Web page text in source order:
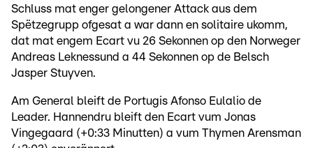
Schluss mat enger gelongener Attack aus dem
Spëtzegrupp ofgesat a war dann en solitaire ukomm,
dat mat engem Ecart vu 26 Sekonnen op den Norweger
Andreas Leknessund a 44 Sekonnen op de Belsch
Jasper Stuyven.
Am General bleift de Portugis Afonso Eulalio de
Leader. Hannendru bleift den Ecart vum Jonas
Vingegaard (+0:33 Minutten) a vum Thymen Arensman